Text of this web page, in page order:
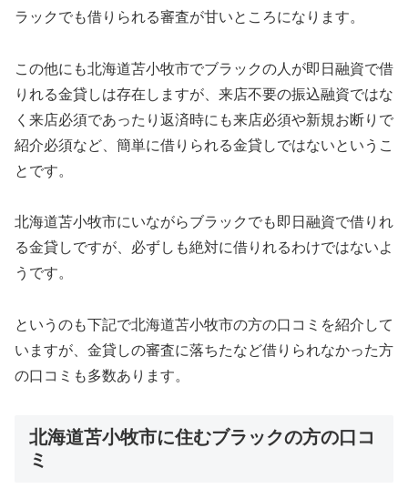
ラックでも借りられる審査が甘いところになります。
この他にも北海道苫小牧市でブラックの人が即日融資で借
りれる金貸しは存在しますが、来店不要の振込融資ではな
く来店必須であったり返済時にも来店必須や新規お断りで
紹介必須など、簡単に借りられる金貸しではないというこ
とです。
北海道苫小牧市にいながらブラックでも即日融資で借りれ
る金貸しですが、必ずしも絶対に借りれるわけではないよ
うです。
というのも下記で北海道苫小牧市の方の口コミを紹介して
いますが、金貸しの審査に落ちたなど借りられなかった方
の口コミも多数あります。
北海道苫小牧市に住むブラックの方の口コ
ミ